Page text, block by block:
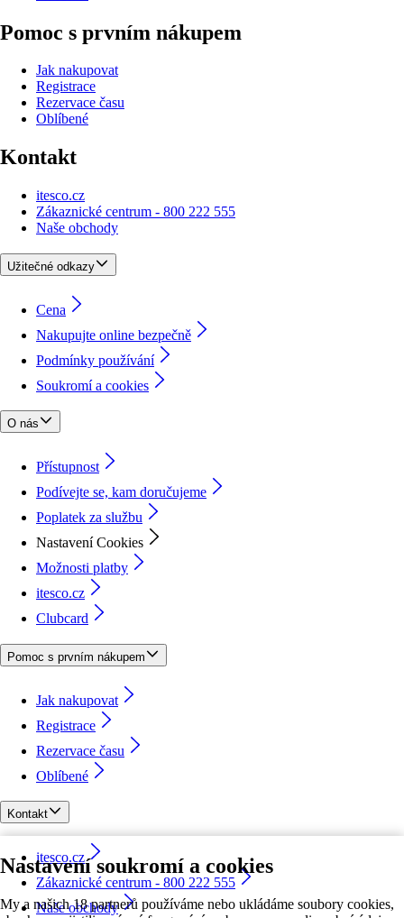
Nastavení soukromí a cookies
My a našich 18 partnerů používáme nebo ukládáme soubory cookies,
Pomoc s prvním nákupem
Jak nakupovat
Registrace
Rezervace času
Oblíbené
Kontakt
itesco.cz
Zákaznické centrum - 800 222 555
Naše obchody
Užitečné odkazy
Cena
Nakupujte online bezpečně
Podmínky používání
Soukromí a cookies
O nás
Přístupnost
Podívejte se, kam doručujeme
Poplatek za službu
Nastavení Cookies
Možnosti platby
itesco.cz
Clubcard
Pomoc s prvním nákupem
Jak nakupovat
Registrace
Rezervace času
Oblíbené
Kontakt
itesco.cz
Zákaznické centrum - 800 222 555
Naše obchody